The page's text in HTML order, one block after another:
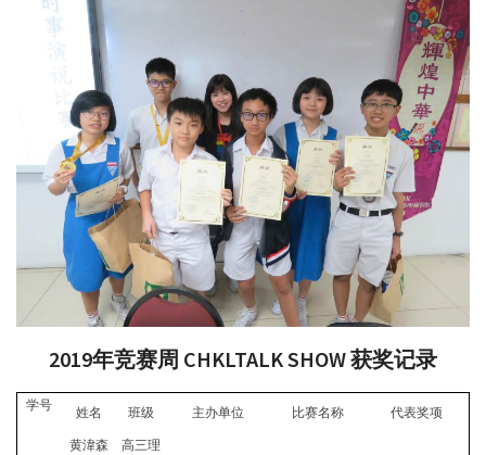
2019年竞赛周 CHKLTALK SHOW 获奖记录
学号 姓名 班级 主办单位 比赛名称 代表奖项
黄湋森
高三理